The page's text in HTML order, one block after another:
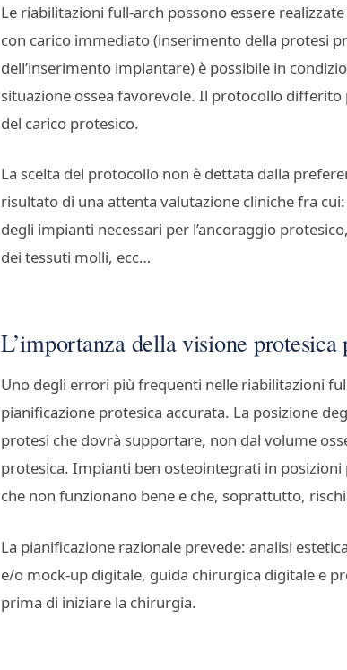
Le riabilitazioni full-arch possono essere
con carico immediato (inserimento della protesi
dell’inserimento implantare) è possibile in
situazione ossea favorevole. Il protocollo
del carico protesico.
La scelta del protocollo non è dettata dalla
risultato di una attenta valutazione cliniche fra
degli impianti necessari per l’ancoraggio
dei tessuti molli, ecc…
L’importanza della visione
Uno degli errori più frequenti nelle riabilitazioni
pianificazione protesica accurata. La posizione
protesi che dovrà supportare, non dal volume
protesica. Impianti ben osteointegrati in
che non funzionano bene e che, soprattutto,
La pianificazione razionale prevede: analisi
e/o mock-up digitale, guida chirurgica digitale e
prima di iniziare la chirurgia.